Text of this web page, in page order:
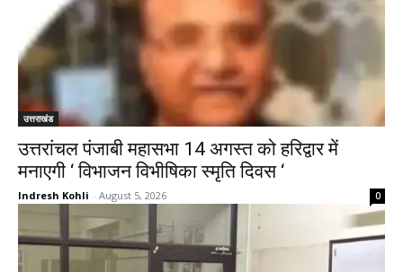
उत्तराखंड
उत्तरांचल पंजाबी महासभा 14 अगस्त को हरिद्वार में
मनाएगी ‘ विभाजन विभीषिका स्मृति दिवस ‘
Indresh Kohli - August 5, 2026 0